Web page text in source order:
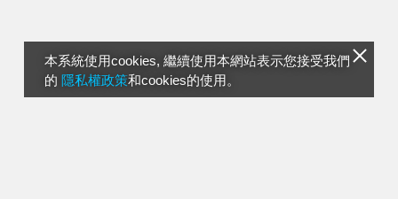
本系統使用cookies, 繼續使用本網站表示您接受我們
的 隱私權政策和cookies的使用。